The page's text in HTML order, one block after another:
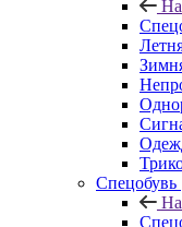
Спецобувь